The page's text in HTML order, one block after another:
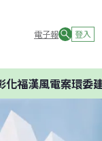
電子報 登入
漢風電案環委建議